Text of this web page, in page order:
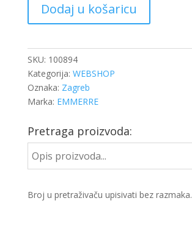
PRED.GOR.ZAD.
ZA
Q37
količina
Dodaj u košaricu
SKU: 100894
Kategorija: WEBSHOP
Oznaka: Zagreb
Marka: EMMERRE
Pretraga proizvoda:
Broj u pretraživaču upisivati bez razmaka.